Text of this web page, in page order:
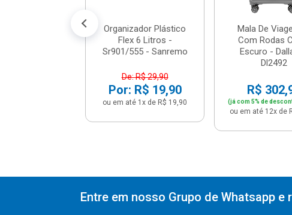
Organizador Plástico
Flex 6 Litros -
Sr901/555 - Sanremo
De: R$ 29,90
Por: R$ 19,90
ou em até 1x de R$ 19,90
Mala De
Com Rodas
Escuro -
Dl2492
R$
(já com 5% de
ou em até 12x de
Entre em nosso Grupo de Whatsapp